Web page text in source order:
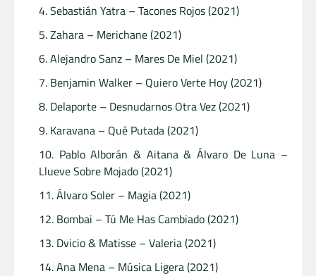
Sebastián Yatra – Tacones Rojos (2021)
Zahara – Merichane (2021)
Alejandro Sanz – Mares De Miel (2021)
Benjamin Walker – Quiero Verte Hoy (2021)
Delaporte – Desnudarnos Otra Vez (2021)
Karavana – Qué Putada (2021)
Pablo Alborán & Aitana & Álvaro De Luna –
Llueve Sobre Mojado (2021)
Álvaro Soler – Magia (2021)
Bombai – Tú Me Has Cambiado (2021)
Dvicio & Matisse – Valeria (2021)
Ana Mena – Música Ligera (2021)